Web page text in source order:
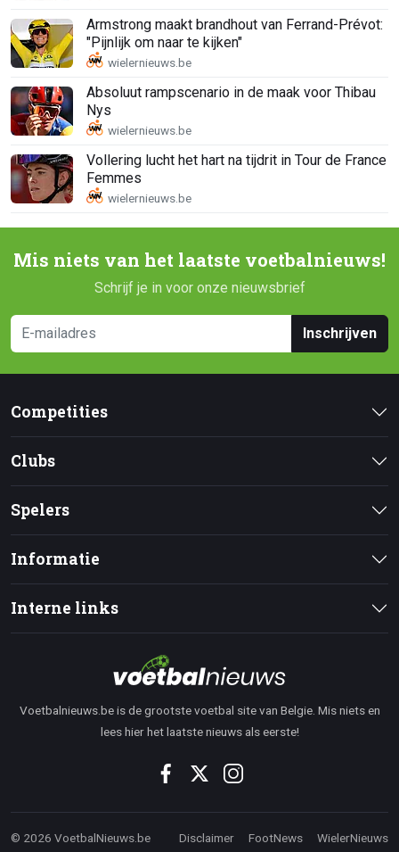
Armstrong maakt brandhout van Ferrand-Prévot:
"Pijnlijk om naar te kijken"
Absoluut rampscenario in de maak voor Thibau
Nys
Vollering lucht het hart na tijdrit in Tour de France
Femmes
Mis niets van het laatste voetbalnieuws!
Schrijf je in voor onze nieuwsbrief
Inschrijven
Competities
Clubs
Spelers
Informatie
Interne links
Voetbalnieuws.be is de grootste voetbal site van Belgie. Mis niets en
lees hier het laatste nieuws als eerste!
© 2026 VoetbalNieuws.be Disclaimer FootNews WielerNieuws